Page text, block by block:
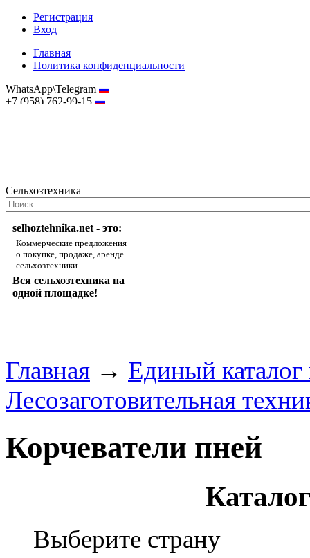
Регистрация
Вход
Главная
Политика конфиденциальности
WhatsApp\Telegram
+7 (958) 762-99-15
Сельхозтехника
selhoztehnika.net - это:
Коммерческие предложения
о покупке, продаже, аренде
сельхозтехники
Вся сельхозтехника на
одной площадке!
Главная → Единый каталог
Лесозаготовительная
Корчеватели пней
Выберите страну